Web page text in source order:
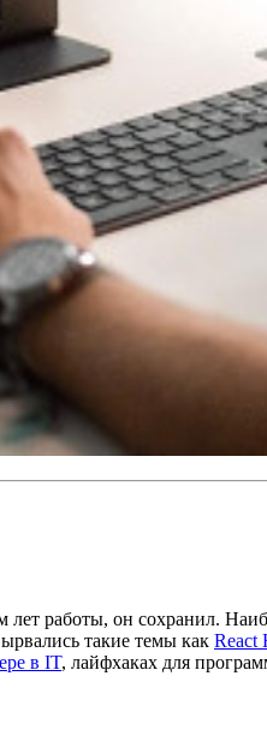
лет работы, он сохранил.
такие темы как React
в IT, лайфхаках для